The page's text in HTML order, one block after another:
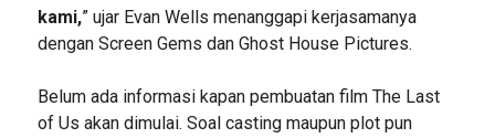
kami,” ujar Evan Wells menanggapi kerjasamanya
dengan Screen Gems dan Ghost House Pictures.
Belum ada informasi kapan pembuatan film The Last
of Us akan dimulai. Soal casting maupun plot pun